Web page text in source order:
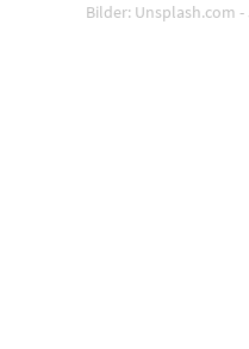
Bilder: Unsplash.com